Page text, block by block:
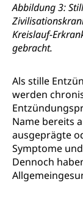
Abbildung 3:
Kreislauf-
gebracht.
Als stille
werden
Name bereits
ausgeprägte
Symptome
Dennoch